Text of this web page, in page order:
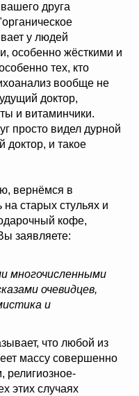
друга
у людей
особенно жёсткими и
тех, кто
вообще не
доктор,
и витаминчики.
просто видел дурной
доктор, и такое
вернёмся в
старых стульях и
кофе,
заявляете:
многочисленными
очевидцев,
и
что любой из
массу совершенно
религиозное-
этих случаях